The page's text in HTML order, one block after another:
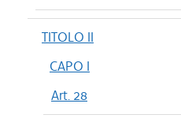
TITOLO II
CAPO I
Art. 28